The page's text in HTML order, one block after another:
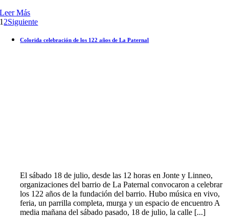
Leer Más
1 2Siguiente
Colorida celebración de los 122 años de La Paternal
El sábado 18 de julio, desde las 12 horas en Jonte y Linneo,
organizaciones del barrio de La Paternal convocaron a celebrar
los 122 años de la fundación del barrio. Hubo música en vivo,
feria, un parrilla completa, murga y un espacio de encuentro A
media mañana del sábado pasado, 18 de julio, la calle [...]